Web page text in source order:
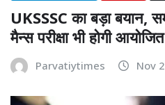
UKSSSC का बड़ा बयान,
मैन्स परीक्षा भी होगी आयोजित
Parvatiytimes Nov